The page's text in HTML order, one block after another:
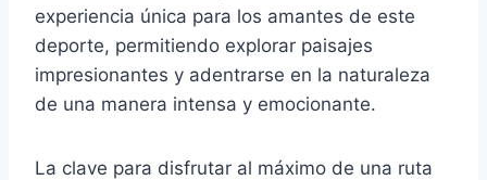
experiencia única para los amantes de este
deporte, permitiendo explorar paisajes
impresionantes y adentrarse en la naturaleza
de una manera intensa y emocionante.
La clave para disfrutar al máximo de una ruta